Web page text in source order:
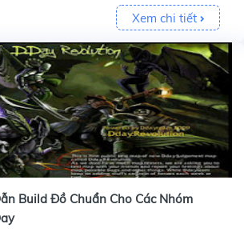
Xem chi tiết
Build Đồ Chuẩn Cho Các Nhóm